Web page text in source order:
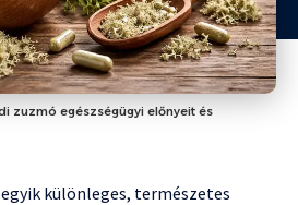
zuzmó egészségügyi előnyeit és
különleges, természetes